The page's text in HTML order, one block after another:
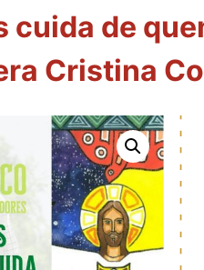
cuida de
Cristina